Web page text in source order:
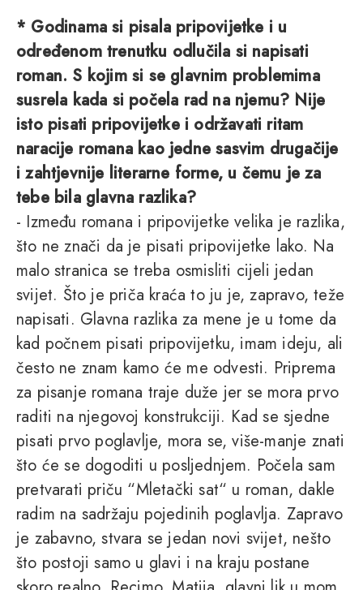
* Godinama si pisala pripovijetke i u
određenom trenutku odlučila si napisati
roman. S kojim si se glavnim problemima
susrela kada si počela rad na njemu? Nije
isto pisati pripovijetke i održavati ritam
naracije romana kao jedne sasvim drugačije
i zahtjevnije literarne forme, u čemu je za
tebe bila glavna razlika?
- Između romana i pripovijetke velika je razlika,
što ne znači da je pisati pripovijetke lako. Na
malo stranica se treba osmisliti cijeli jedan
svijet. Što je priča kraća to ju je, zapravo, teže
napisati. Glavna razlika za mene je u tome da
kad počnem pisati pripovijetku, imam ideju, ali
često ne znam kamo će me odvesti. Priprema
za pisanje romana traje duže jer se mora prvo
raditi na njegovoj konstrukciji. Kad se sjedne
pisati prvo poglavlje, mora se, više-manje znati
što će se dogoditi u posljednjem. Počela sam
pretvarati priču “Mletački sat“ u roman, dakle
radim na sadržaju pojedinih poglavlja. Zapravo
je zabavno, stvara se jedan novi svijet, nešto
što postoji samo u glavi i na kraju postane